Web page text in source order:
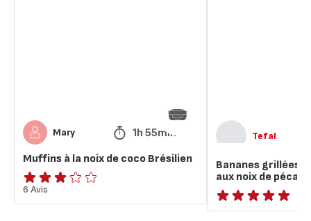
Mary 1h 55min
Muffins à la noix de coco Brésilien
Avis
3
6 Avis
Tefal
Bananes grillées
aux noix de pécan
ratings.NaN